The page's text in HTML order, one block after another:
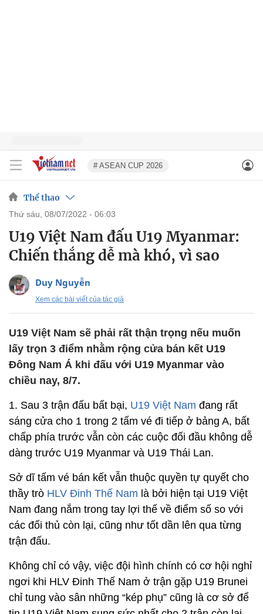
# ASEAN CUP 2026
Thể thao
thứ sáu, 08/07/2022 - 06:03
U19 Việt Nam đấu U19 Myanmar:
Chiến thắng dễ mà khó, vì sao
Duy Nguyễn
Xem các bài viết của tác giả
U19 Việt Nam sẽ phải rất thận trọng nếu muốn
lấy trọn 3 điểm nhằm rộng cửa bán kết U19
Đông Nam Á khi đấu với U19 Myanmar vào
chiều nay, 8/7.
1. Sau 3 trận đấu bất bại, U19 Việt Nam đang rất
sáng cửa cho 1 trong 2 tấm vé đi tiếp ở bảng A, bất
chấp phía trước vẫn còn các cuộc đối đầu không dễ
dàng trước U19 Myanmar và U19 Thái Lan.
Sở dĩ tấm vé bán kết vẫn thuộc quyền tự quyết cho
thầy trò HLV Đinh Thế Nam là bởi hiện tại U19 Việt
Nam đang nắm trong tay lợi thế về điểm số so với
các đối thủ còn lại, cũng như tốt dần lên qua từng
trận đấu.
Không chỉ có vậy, việc đội hình chính có cơ hội nghỉ
ngơi khi HLV Đinh Thế Nam ở trận gặp U19 Brunei
chỉ tung vào sân những “kép phụ” cũng là cơ sở để